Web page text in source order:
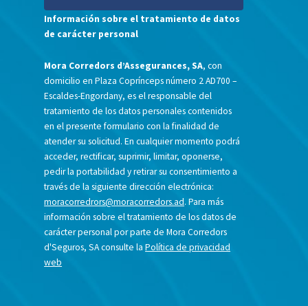
Información sobre el tratamiento de datos
de carácter personal
Mora Corredors d’Assegurances, SA, con
domicilio en Plaza Coprínceps número 2 AD700 –
Escaldes-Engordany, es el responsable del
tratamiento de los datos personales contenidos
en el presente formulario con la finalidad de
atender su solicitud. En cualquier momento podrá
acceder, rectificar, suprimir, limitar, oponerse,
pedir la portabilidad y retirar su consentimiento a
través de la siguiente dirección electrónica:
moracorredrors@moracorredors.ad. Para más
información sobre el tratamiento de los datos de
carácter personal por parte de Mora Corredors
d'Seguros, SA consulte laPolítica de privacidad
web